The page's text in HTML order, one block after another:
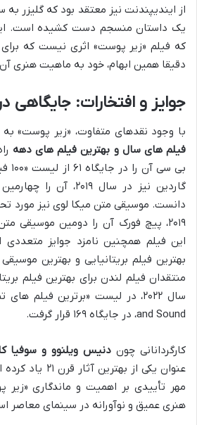
از ایندیپندنت نیز معتقد بود که گلیزر به
یک داستان منسجم دست کشیده است.
که فیلم «زیر پوست» اثری نیست که
دقیقا همین ابهام، خود به ماهیت هنری آن
جوایز و افتخارات: جایگاهی
با وجود نقدهای متفاوت، «زیر پوست»
فیلم های سال و بهترین فیلم های دهه
دانست. موسیقی متن میکا لوی نیز مورد
۲۰۱۹، پیچ فورک آن را دومین موسیقی
این فیلم همچنین نامزد جوایز متعددی
بهترین فیلم بریتانیایی و بهترین
منتقدان فیلم لندن برای بهترین فیلم
and Sound، در جایگاه ۱۶۹ قرار گرفت.
کارگردانانی چون دنیس ویلنوو و سوفیا
عنوان یکی از
مهر تأییدی بر اهمیت و ماندگاری «زیر
هنری عمیق و نوآورانه در سینمای معاصر